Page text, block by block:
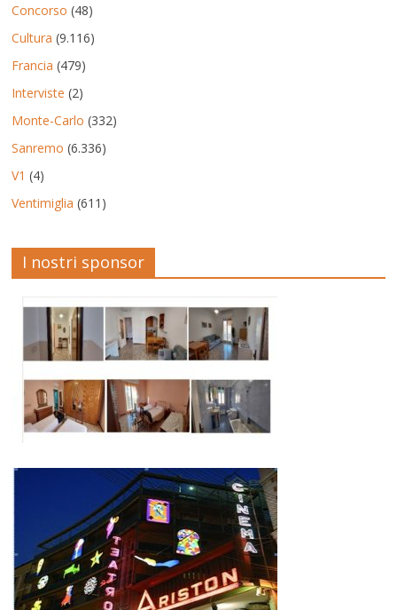
Concorso (48)
Cultura (9.116)
Francia (479)
Interviste (2)
Monte-Carlo (332)
Sanremo (6.336)
V1 (4)
Ventimiglia (611)
I nostri sponsor